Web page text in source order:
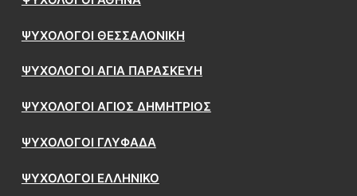
ΨΥΧΟΛΟΓΟΙ ΘΕΣΣΑΛΟΝΙΚΗ
ΨΥΧΟΛΟΓΟΙ ΑΓΙΑ ΠΑΡΑΣΚΕΥΗ
ΨΥΧΟΛΟΓΟΙ ΑΓΙΟΣ ΔΗΜΗΤΡΙΟΣ
ΨΥΧΟΛΟΓΟΙ ΓΛΥΦΑΔΑ
ΨΥΧΟΛΟΓΟΙ ΕΛΛΗΝΙΚΟ